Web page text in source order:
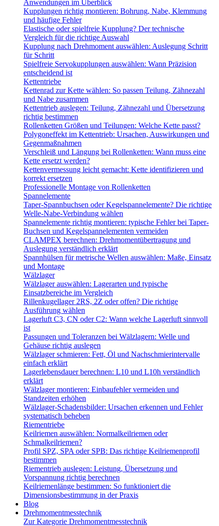
Anwendungen im Überblick
Kupplungen richtig montieren: Bohrung, Nabe, Klemmung
und häufige Fehler
Elastische oder spielfreie Kupplung? Der technische
Vergleich für die richtige Auswahl
Kupplung nach Drehmoment auswählen: Auslegung Schritt
für Schritt
Spielfreie Servokupplungen auswählen: Wann Präzision
entscheidend ist
Kettentriebe
Kettenrad zur Kette wählen: So passen Teilung, Zähnezahl
und Nabe zusammen
Kettentrieb auslegen: Teilung, Zähnezahl und Übersetzung
richtig bestimmen
Rollenketten Größen und Teilungen: Welche Kette passt?
Polygoneffekt im Kettentrieb: Ursachen, Auswirkungen und
Gegenmaßnahmen
Verschleiß und Längung bei Rollenketten: Wann muss eine
Kette ersetzt werden?
Kettenvermessung leicht gemacht: Kette identifizieren und
korrekt ersetzen
Professionelle Montage von Rollenketten
Spannelemente
Taper-Spannbuchsen oder Kegelspannelemente? Die richtige
Welle-Nabe-Verbindung wählen
Spannelemente richtig montieren: typische Fehler bei Taper-
Buchsen und Kegelspannelementen vermeiden
CLAMPEX berechnen: Drehmomentübertragung und
Auslegung verständlich erklärt
Spannhülsen für metrische Wellen auswählen: Maße, Einsatz
und Montage
Wälzlager
Wälzlager auswählen: Lagerarten und typische
Einsatzbereiche im Vergleich
Rillenkugellager 2RS, 2Z oder offen? Die richtige
Ausführung wählen
Lagerluft C3, CN oder C2: Wann welche Lagerluft sinnvoll
ist
Passungen und Toleranzen bei Wälzlagern: Welle und
Gehäuse richtig auslegen
Wälzlager schmieren: Fett, Öl und Nachschmierintervalle
einfach erklärt
Lagerlebensdauer berechnen: L10 und L10h verständlich
erklärt
Wälzlager montieren: Einbaufehler vermeiden und
Standzeiten erhöhen
Wälzlager-Schadensbilder: Ursachen erkennen und Fehler
systematisch beheben
Riementriebe
Keilriemen auswählen: Normalkeilriemen oder
Schmalkeilriemen?
Profil SPZ, SPA oder SPB: Das richtige Keilriemenprofil
bestimmen
Riementrieb auslegen: Leistung, Übersetzung und
Vorspannung richtig berechnen
Keilriemenlänge bestimmen: So funktioniert die
Dimensionsbestimmung in der Praxis
Blog
Drehmomentmesstechnik
Zur Kategorie Drehmomentmesstechnik